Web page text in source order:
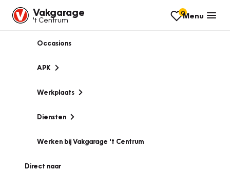
Vakgarage
't Centrum
0Menu
Occasions
APK
Werkplaats
Diensten
Werken bij Vakgarage 't Centrum
Direct naar